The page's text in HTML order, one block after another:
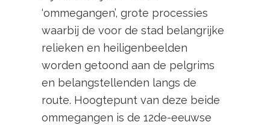
‘ommegangen’, grote processies
waarbij de voor de stad belangrijke
relieken en heiligenbeelden
worden getoond aan de pelgrims
en belangstellenden langs de
route. Hoogtepunt van deze beide
ommegangen is de 12de-eeuwse